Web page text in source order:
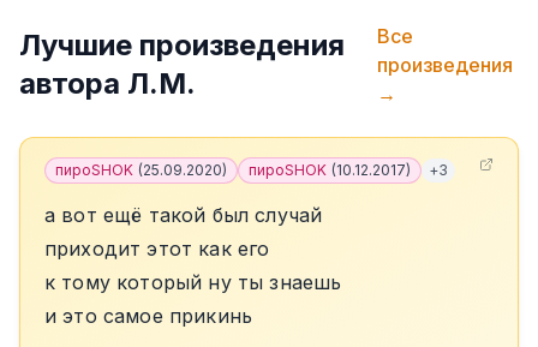
Лучшие произведения
автора Л.М.
Все
произведения
→
пироSHOK (25.09.2020) пироSHOK (10.12.2017) +3
а вот ещё такой был случай
приходит этот как его
к тому который ну ты знаешь
и это самое прикинь